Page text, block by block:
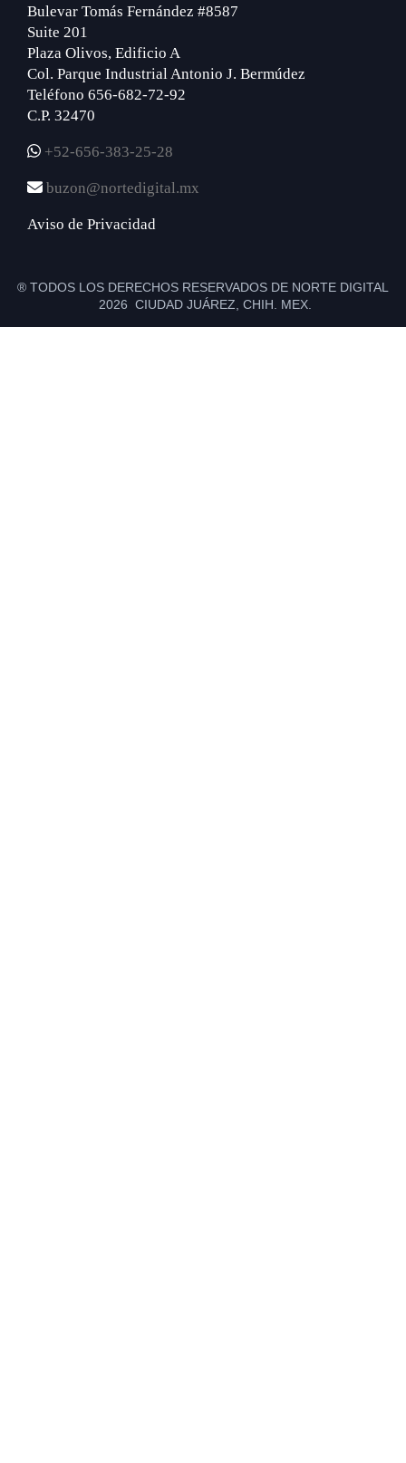
Bulevar Tomás Fernández #8587
Suite 201
Plaza Olivos, Edificio A
Col. Parque Industrial Antonio J. Bermúdez
Teléfono 656-682-72-92
C.P. 32470
+52-656-383-25-28
buzon@nortedigital.mx
Aviso de Privacidad
® TODOS LOS DERECHOS RESERVADOS DE NORTE DIGITAL
2026 CIUDAD JUÁREZ, CHIH. MEX.